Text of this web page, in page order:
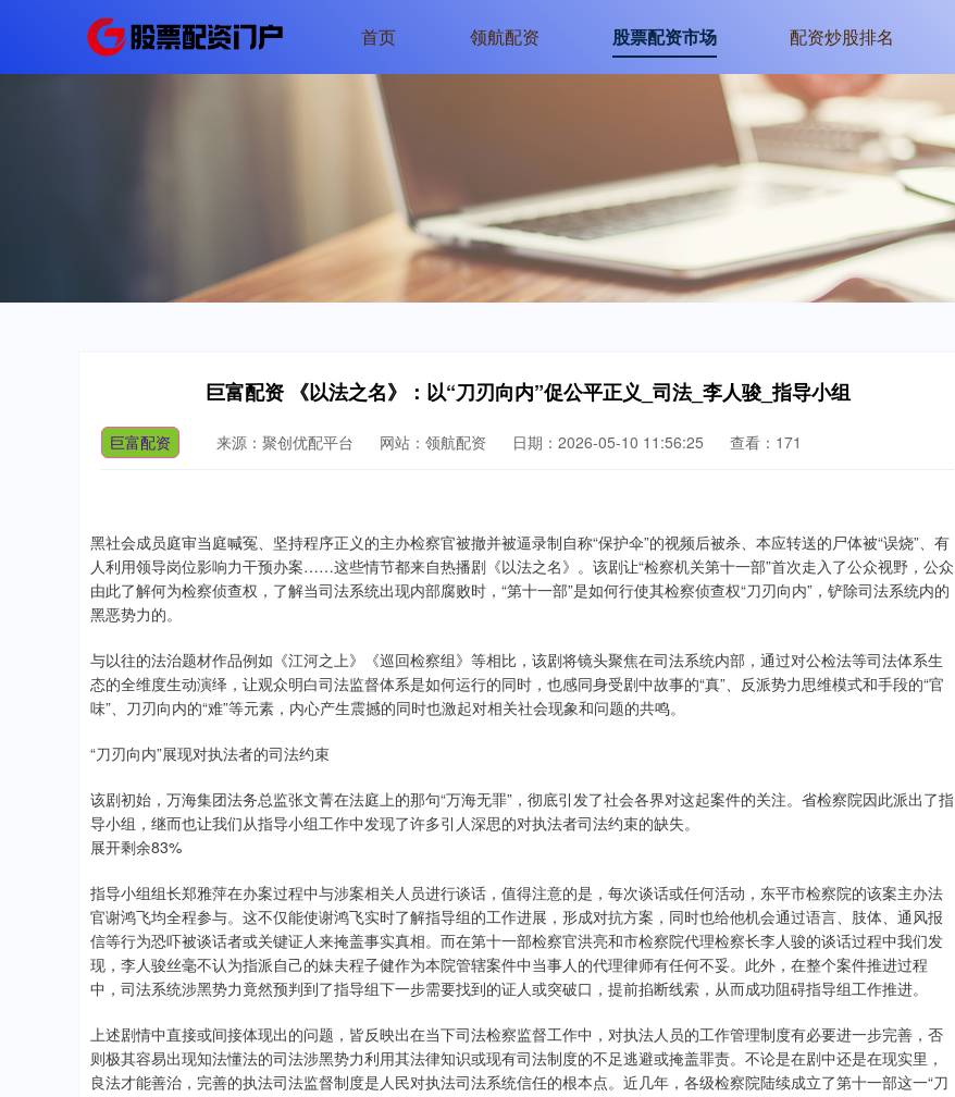
首页 领航配资 股票配资市场 配资炒股排名
巨富配资 《以法之名》：以“刀刃向内”促公平正义_司法_李人骏_指导小组
巨富配资 来源：聚创优配平台 网站：领航配资 日期：2026-05-10 11:56:25 查看：171
黑社会成员庭审当庭喊冤、坚持程序正义的主办检察官被撤并被逼录制自称“保护伞”的视频后被杀、本应转送的尸体被“误烧”、有
人利用领导岗位影响力干预办案……这些情节都来自热播剧《以法之名》。该剧让“检察机关第十一部”首次走入了公众视野，公众
由此了解何为检察侦查权，了解当司法系统出现内部腐败时，“第十一部”是如何行使其检察侦查权“刀刃向内”，铲除司法系统内的
黑恶势力的。
与以往的法治题材作品例如《江河之上》《巡回检察组》等相比，该剧将镜头聚焦在司法系统内部，通过对公检法等司法体系生
态的全维度生动演绎，让观众明白司法监督体系是如何运行的同时，也感同身受剧中故事的“真”、反派势力思维模式和手段的“官
味”、刀刃向内的“难”等元素，内心产生震撼的同时也激起对相关社会现象和问题的共鸣。
“刀刃向内”展现对执法者的司法约束
该剧初始，万海集团法务总监张文菁在法庭上的那句“万海无罪”，彻底引发了社会各界对这起案件的关注。省检察院因此派出了指
导小组，继而也让我们从指导小组工作中发现了许多引人深思的对执法者司法约束的缺失。
展开剩余83%
指导小组组长郑雅萍在办案过程中与涉案相关人员进行谈话，值得注意的是，每次谈话或任何活动，东平市检察院的该案主办法
官谢鸿飞均全程参与。这不仅能使谢鸿飞实时了解指导组的工作进展，形成对抗方案，同时也给他机会通过语言、肢体、通风报
信等行为恐吓被谈话者或关键证人来掩盖事实真相。而在第十一部检察官洪亮和市检察院代理检察长李人骏的谈话过程中我们发
现，李人骏丝毫不认为指派自己的妹夫程子健作为本院管辖案件中当事人的代理律师有任何不妥。此外，在整个案件推进过程
中，司法系统涉黑势力竟然预判到了指导组下一步需要找到的证人或突破口，提前掐断线索，从而成功阻碍指导组工作推进。
上述剧情中直接或间接体现出的问题，皆反映出在当下司法检察监督工作中，对执法人员的工作管理制度有必要进一步完善，否
则极其容易出现知法懂法的司法涉黑势力利用其法律知识或现有司法制度的不足逃避或掩盖罪责。不论是在剧中还是在现实里，
良法才能善治，完善的执法司法监督制度是人民对执法司法系统信任的根本点。近几年，各级检察院陆续成立了第十一部这一“刀